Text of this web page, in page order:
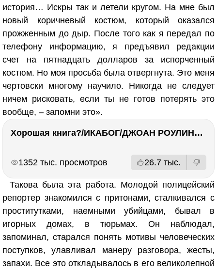
история… Искры так и летели кругом. На мне был
новый коричневый костюм, который оказался
прожженным до дыр. После того как я передал по
телефону информацию, я предъявил редакции
счет на пятнадцать долларов за испорченный
костюм. Но моя просьба была отвергнута. Это меня
чертовски многому научило. Никогда не следует
ничем рисковать, если ты не готов потерять это
вообще, – запомни это».
Хорошая книга?/ИКАБОГ/ДЖОАН РОУЛИНГ/Есть ли смысл покупать?
1352 тыс. просмотров 26.7 тыс.
Такова была эта работа. Молодой полицейский
репортер знакомился с притонами, сталкивался с
проститутками, наемными убийцами, бывал в
игорных домах, в тюрьмах. Он наблюдал,
запоминал, старался понять мотивы человеческих
поступков, улавливал манеру разговора, жесты,
запахи. Все это откладывалось в его великолепной